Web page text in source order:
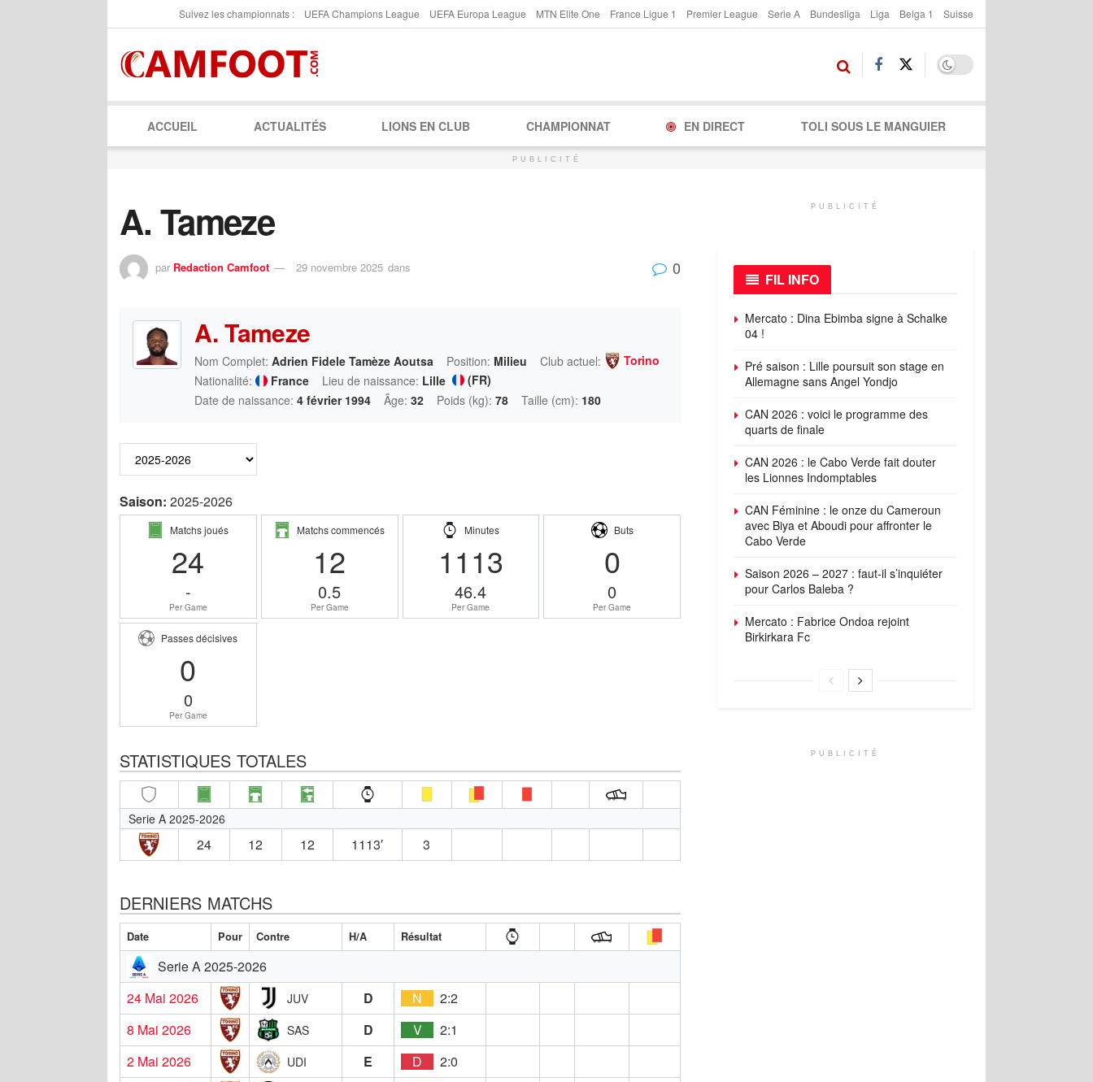
Suivez les championnats : UEFA Champions League UEFA Europa League MTN Elite One France Ligue 1 Premier League Serie A Bundesliga Liga Belga 1 Suisse
ACCUEIL ACTUALITÉS LIONS EN CLUB CHAMPIONNAT EN DIRECT TOLI SOUS LE MANGUIER
PUBLICITÉ
A. Tameze
par Redaction Camfoot 29 novembre 2025 dans 0
A. Tameze
Nom Complet: Adrien Fidele Tamèze Aoutsa Position: Milieu Club actuel:
Torino
Nationalité:
France Lieu de naissance: Lille
(FR)
Date de naissance: 4 février 1994 Âge: 32 Poids (kg): 78 Taille (cm): 180
Saison: 2025-2026
Matchs joués
24
-
Per Game
Matchs commencés
12
0.5
Per Game
Minutes
1113
46.4
Per Game
Buts
0
0
Per Game
Passes décisives
0
0
Per Game
STATISTIQUES TOTALES
Serie A 2025-2026
24 12 12 1113′ 3
DERNIERS MATCHS
Date Pour Contre H/A Résultat
Serie A 2025-2026
24 Mai 2026
JUV D N
2:2
8 Mai 2026
SAS D V
2:1
2 Mai 2026
UDI E D
2:0
PUBLICITÉ
FIL INFO
Mercato : Dina Ebimba signe à Schalke
04 !
Pré saison : Lille poursuit son stage en
Allemagne sans Angel Yondjo
CAN 2026 : voici le programme des
quarts de finale
CAN 2026 : le Cabo Verde fait douter
les Lionnes Indomptables
CAN Féminine : le onze du Cameroun
avec Biya et Aboudi pour affronter le
Cabo Verde
Saison 2026 – 2027 : faut-il s’inquiéter
pour Carlos Baleba ?
Mercato : Fabrice Ondoa rejoint
Birkirkara Fc
PUBLICITÉ